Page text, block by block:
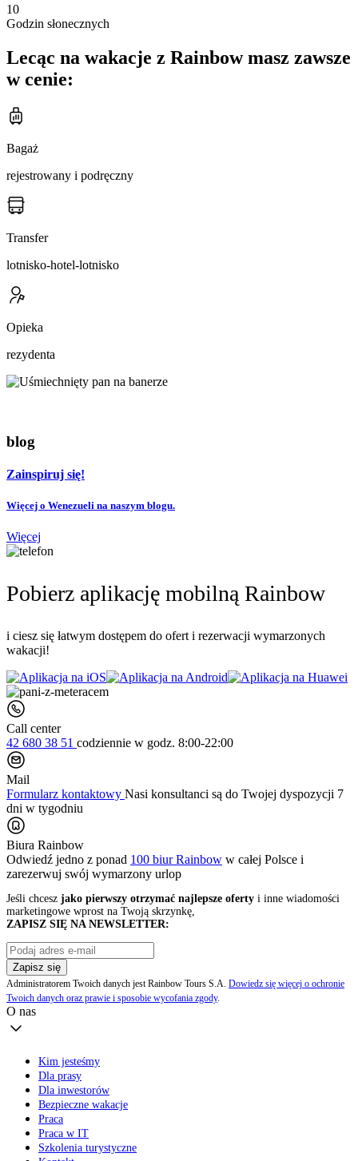
10
Godzin słonecznych
Lecąc na wakacje z Rainbow masz zawsze
w cenie:
Bagaż
rejestrowany i podręczny
Transfer
lotnisko-hotel-lotnisko
Opieka
rezydenta
blog
Zainspiruj się!
Więcej o Wenezueli na naszym blogu.
Więcej
Pobierz aplikację mobilną Rainbow
i ciesz się łatwym dostępem do ofert i rezerwacji wymarzonych
wakacji!
Call center
42 680 38 51 codziennie w godz. 8:00-22:00
Mail
Formularz kontaktowy Nasi konsultanci są do Twojej dyspozycji 7
dni w tygodniu
Biura Rainbow
Odwiedź jedno z ponad 100 biur Rainbow w całej Polsce i
zarezerwuj swój wymarzony urlop
Jeśli chcesz jako pierwszy otrzymać najlepsze oferty i inne wiadomości
marketingowe wprost na Twoją skrzynkę,
ZAPISZ SIĘ NA NEWSLETTER:
Zapisz się
Administratorem Twoich danych jest Rainbow Tours S.A. Dowiedz się więcej o ochronie
Twoich danych oraz prawie i sposobie wycofania zgody.
O nas
Kim jesteśmy
Dla prasy
Dla inwestorów
Bezpieczne wakacje
Praca
Praca w IT
Szkolenia turystyczne